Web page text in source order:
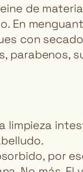
de
En
con
parabenos,
limpieza
por